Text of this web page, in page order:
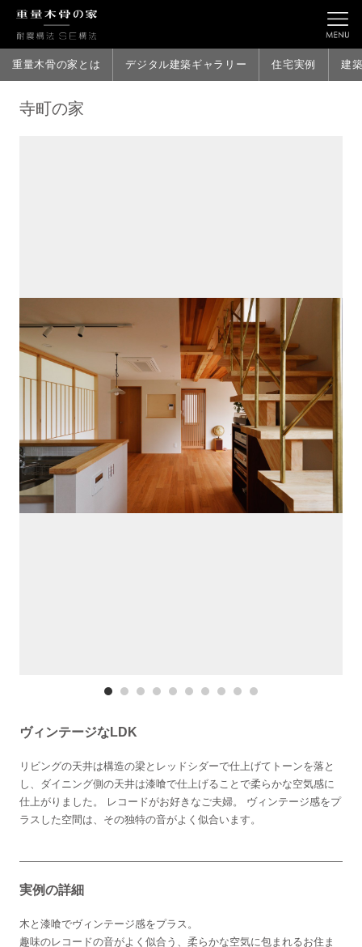
重量木骨の家とは デジタル建築ギャラリー 住宅実例 建
寺町の家
ヴィンテージなLDK
リビングの天井は構造の梁とレッドシダーで仕上げてトーンを落と
し、ダイニング側の天井は漆喰で仕上げることで柔らかな空気感に
仕上がりました。 レコードがお好きなご夫婦。 ヴィンテージ感をプ
ラスした空間は、その独特の音がよく似合います。
実例の詳細
木と漆喰でヴィンテージ感をプラス。
趣味のレコードの音がよく似合う、柔らかな空気に包まれるお住ま